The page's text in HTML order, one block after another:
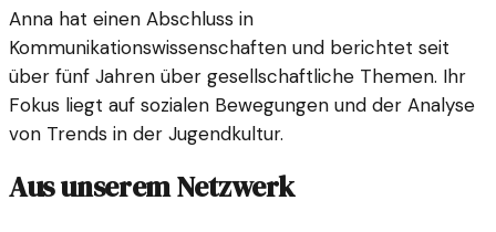
Anna hat einen Abschluss in
Kommunikationswissenschaften und berichtet seit
über fünf Jahren über gesellschaftliche Themen. Ihr
Fokus liegt auf sozialen Bewegungen und der Analyse
von Trends in der Jugendkultur.
Aus unserem Netzwerk